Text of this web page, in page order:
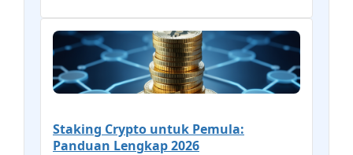
Staking Crypto untuk Pemula:
Panduan Lengkap 2026